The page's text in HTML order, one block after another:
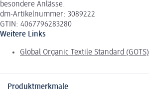
besondere Anlässe.
dm-Artikelnummer: 3089222
GTIN: 4067796283280
Weitere Links
Global Organic Textile Standard (GOTS)
Produktmerkmale